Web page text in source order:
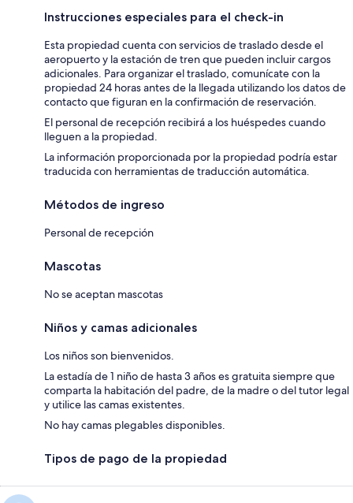
Instrucciones especiales para el check-in
Esta propiedad cuenta con servicios de traslado desde el
aeropuerto y la estación de tren que pueden incluir cargos
adicionales. Para organizar el traslado, comunícate con la
propiedad 24 horas antes de la llegada utilizando los datos de
contacto que figuran en la confirmación de reservación.
El personal de recepción recibirá a los huéspedes cuando
lleguen a la propiedad.
La información proporcionada por la propiedad podría estar
traducida con herramientas de traducción automática.
Métodos de ingreso
Personal de recepción
Mascotas
No se aceptan mascotas
Niños y camas adicionales
Los niños son bienvenidos.
La estadía de 1 niño de hasta 3 años es gratuita siempre que
comparta la habitación del padre, de la madre o del tutor legal
y utilice las camas existentes.
No hay camas plegables disponibles.
Tipos de pago de la propiedad